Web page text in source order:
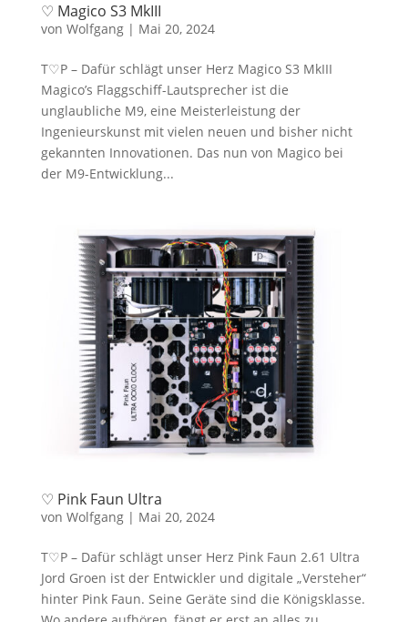
♡ Magico S3 MkIII
von Wolfgang| Mai 20, 2024
T♡P – Dafür schlägt unser Herz Magico S3 MkIII
Magico’s Flaggschiff-Lautsprecher ist die
unglaubliche M9, eine Meisterleistung der
Ingenieurskunst mit vielen neuen und bisher nicht
gekannten Innovationen. Das nun von Magico bei
der M9-Entwicklung...
♡ Pink Faun Ultra
von Wolfgang| Mai 20, 2024
T♡P – Dafür schlägt unser Herz Pink Faun 2.61 Ultra
Jord Groen ist der Entwickler und digitale „Versteher“
hinter Pink Faun. Seine Geräte sind die Königsklasse.